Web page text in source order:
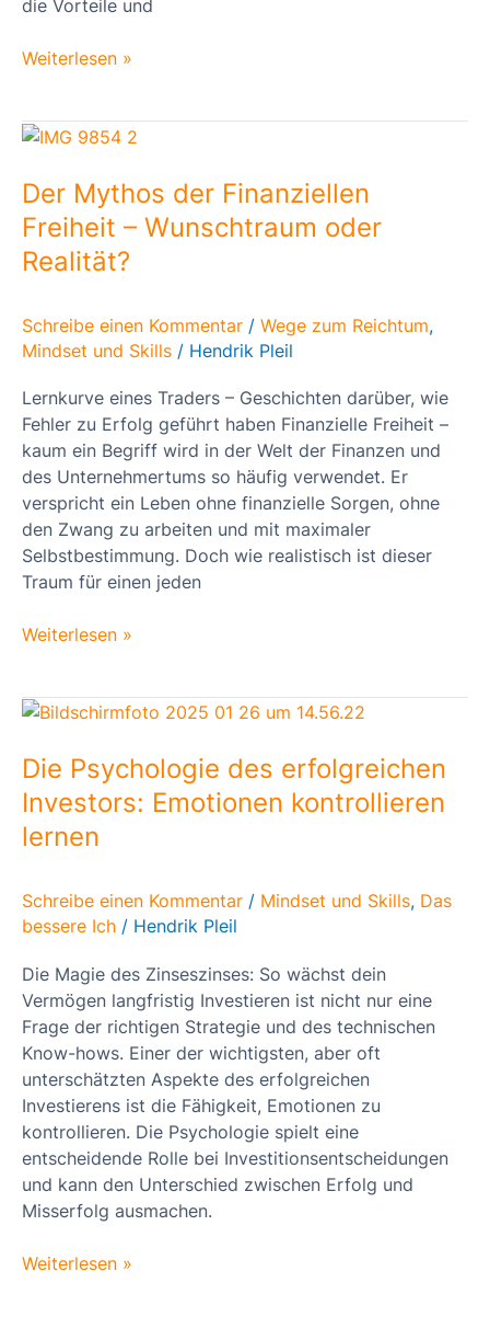
die Vorteile und
Weiterlesen »
Der Mythos der Finanziellen
Freiheit – Wunschtraum oder
Realität?
Schreibe einen Kommentar / Wege zum Reichtum,
Mindset und Skills / Hendrik Pleil
Lernkurve eines Traders – Geschichten darüber, wie
Fehler zu Erfolg geführt haben Finanzielle Freiheit –
kaum ein Begriff wird in der Welt der Finanzen und
des Unternehmertums so häufig verwendet. Er
verspricht ein Leben ohne finanzielle Sorgen, ohne
den Zwang zu arbeiten und mit maximaler
Selbstbestimmung. Doch wie realistisch ist dieser
Traum für einen jeden
Der
der
Finanziellen
Freiheit
–
oder
Realität?
Weiterlesen »
Die Psychologie des erfolgreichen
Investors: Emotionen kontrollieren
lernen
Schreibe einen Kommentar / Mindset und Skills, Das
bessere Ich / Hendrik Pleil
Die Magie des Zinseszinses: So wächst dein
Vermögen langfristig Investieren ist nicht nur eine
Frage der richtigen Strategie und des technischen
Know-hows. Einer der wichtigsten, aber oft
unterschätzten Aspekte des erfolgreichen
Investierens ist die Fähigkeit, Emotionen zu
kontrollieren. Die Psychologie spielt eine
entscheidende Rolle bei Investitionsentscheidungen
und kann den Unterschied zwischen Erfolg und
Misserfolg ausmachen.
Die
des
erfolgreichen
Investors:
Emotionen
lernen
Weiterlesen »